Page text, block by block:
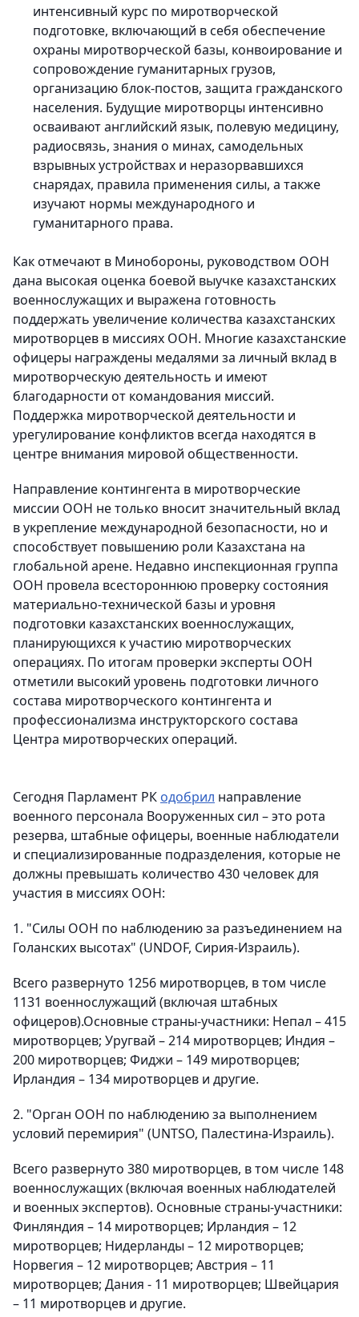
интенсивный курс по миротворческой
подготовке, включающий в себя обеспечение
охраны миротворческой базы, конвоирование и
сопровождение гуманитарных грузов,
организацию блок-постов, защита гражданского
населения. Будущие миротворцы интенсивно
осваивают английский язык, полевую медицину,
радиосвязь, знания о минах, самодельных
взрывных устройствах и неразорвавшихся
снарядах, правила применения силы, а также
изучают нормы международного и
гуманитарного права.
Как отмечают в Минобороны, руководством ООН
дана высокая оценка боевой выучке казахстанских
военнослужащих и выражена готовность
поддержать увеличение количества казахстанских
миротворцев в миссиях ООН. Многие казахстанские
офицеры награждены медалями за личный вклад в
миротворческую деятельность и имеют
благодарности от командования миссий.
Поддержка миротворческой деятельности и
урегулирование конфликтов всегда находятся в
центре внимания мировой общественности.
Направление контингента в миротворческие
миссии ООН не только вносит значительный вклад
в укрепление международной безопасности, но и
способствует повышению роли Казахстана на
глобальной арене. Недавно инспекционная группа
ООН провела всестороннюю проверку состояния
материально-технической базы и уровня
подготовки казахстанских военнослужащих,
планирующихся к участию миротворческих
операциях. По итогам проверки эксперты ООН
отметили высокий уровень подготовки личного
состава миротворческого контингента и
профессионализма инструкторского состава
Центра миротворческих операций.
Сегодня Парламент РК одобрил направление
военного персонала Вооруженных сил – это рота
резерва, штабные офицеры, военные наблюдатели
и специализированные подразделения, которые не
должны превышать количество 430 человек для
участия в миссиях ООН:
1. "Силы ООН по наблюдению за разъединением на
Голанских высотах" (UNDOF, Сирия-Израиль).
Всего развернуто 1256 миротворцев, в том числе
1131 военнослужащий (включая штабных
офицеров).Основные страны-участники: Непал – 415
миротворцев; Уругвай – 214 миротворцев; Индия –
200 миротворцев; Фиджи – 149 миротворцев;
Ирландия – 134 миротворцев и другие.
2. "Орган ООН по наблюдению за выполнением
условий перемирия" (UNTSO, Палестина-Израиль).
Всего развернуто 380 миротворцев, в том числе 148
военнослужащих (включая военных наблюдателей
и военных экспертов). Основные страны-участники:
Финляндия – 14 миротворцев; Ирландия – 12
миротворцев; Нидерланды – 12 миротворцев;
Норвегия – 12 миротворцев; Австрия – 11
миротворцев; Дания - 11 миротворцев; Швейцария
– 11 миротворцев и другие.